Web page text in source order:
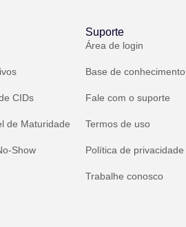
CIDs
de Maturidade
Show
Suporte
Área de login
Base de conhecimento
Fale com o suporte
Termos de uso
Política de privacidade
Trabalhe conosco